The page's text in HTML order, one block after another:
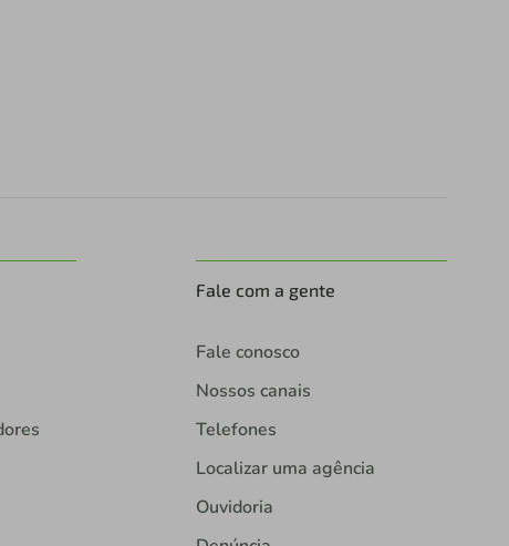
Fale com a gente
Fale conosco
Nossos canais
Telefones
Localizar uma agência
Ouvidoria